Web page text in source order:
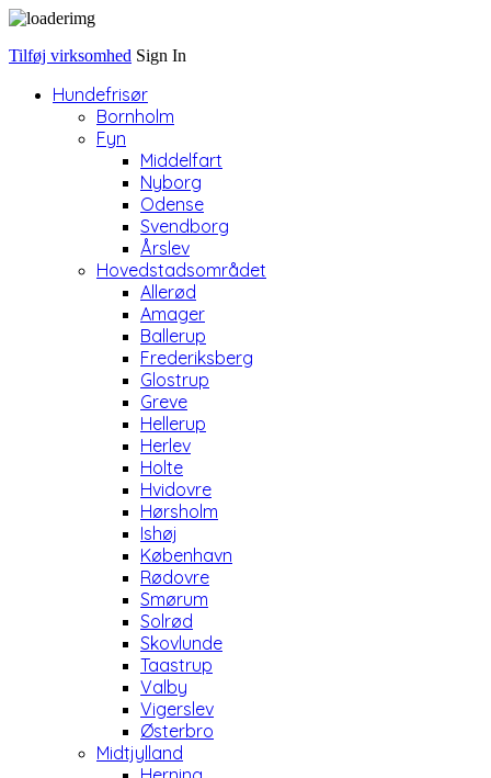
Tilføj virksomhed Sign In
Hundefrisør
Bornholm
Fyn
Middelfart
Nyborg
Odense
Svendborg
Årslev
Hovedstadsområdet
Allerød
Amager
Ballerup
Frederiksberg
Glostrup
Greve
Hellerup
Herlev
Holte
Hvidovre
Hørsholm
Ishøj
København
Rødovre
Smørum
Solrød
Skovlunde
Taastrup
Valby
Vigerslev
Østerbro
Midtjylland